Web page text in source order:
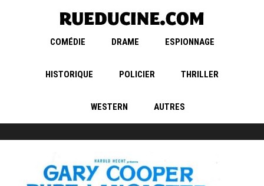
COMÉDIE DRAME ESPIONNAGE
HISTORIQUE POLICIER THRILLER
WESTERN AUTRES